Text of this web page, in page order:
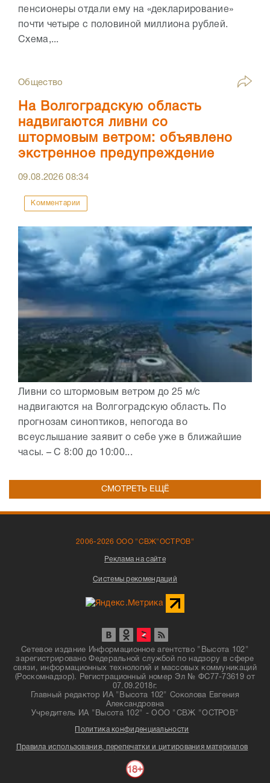
пенсионеры отдали ему на «декларирование»
почти четыре с половиной миллиона рублей.
Схема,...
Общество
На Волгоградскую область
надвигаются ливни со
штормовым ветром: объявлено
экстренное предупреждение
09.08.202608:34
Комментарии
Ливни со штормовым ветром до 25 м/с
надвигаются на Волгоградскую область. По
прогнозам синоптиков, непогода во
всеуслышание заявит о себе уже в ближайшие
часы. – С 8:00 до 10:00...
СМОТРЕТЬ ЕЩЁ
2006-2026 ООО "СВЖ"ОСТРОВ"
Реклама на сайте
Системы рекомендаций
Сетевое издание Информационное агентство "Высота 102"
зарегистрировано Федеральной службой по надзору в сфере
связи, информационных технологий и массовых коммуникаций
(Роскомнадзор). Регистрационный номер Эл № ФС77-73619 от
07.09.2018г.
Главный редактор ИА "Высота 102" Соколова Евгения
Александровна
Учредитель ИА "Высота 102" - ООО "СВЖ "ОСТРОВ"
Политика конфиденциальности
Правила использования, перепечатки и цитирования материалов